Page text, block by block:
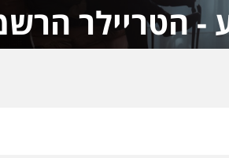
- הטריילר